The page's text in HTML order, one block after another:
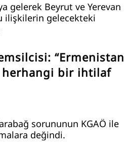
gelerek Beyrut ve Yerevan
ilişkilerin gelecekteki
“Ermenistan
herhangi bir ihtilaf
sorununun KGAÖ ile
değindi.